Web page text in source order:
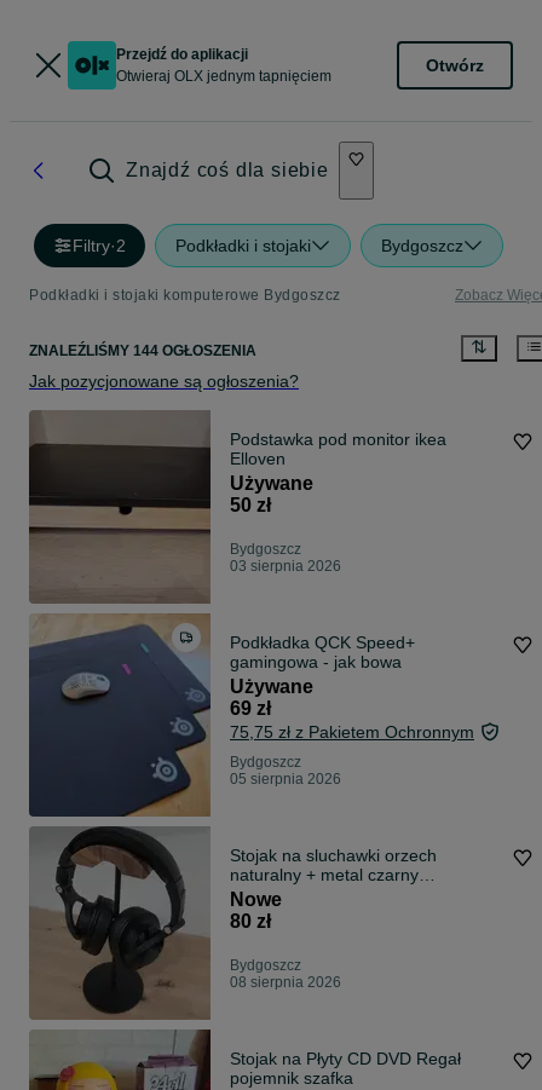
Przejdź do aplikacji
Otwieraj OLX jednym tapnięciem
Otwórz
Znajdź coś dla siebie
Filtry·2 Podkładki i stojaki Bydgoszcz
Podkładki i stojaki komputerowe Bydgoszcz Zobacz
ZNALEŹLIŚMY 144 OGŁOSZENIA
Jak pozycjonowane są ogłoszenia?
Podstawka pod monitor ikea
Elloven
Używane
50 zł
Bydgoszcz
03 sierpnia 2026
Podkładka QCK Speed+
gamingowa - jak bowa
Używane
69 zł
75,75 zł z Pakietem Ochronnym
Bydgoszcz
05 sierpnia 2026
Stojak na sluchawki orzech
naturalny + metal czarny
gameingowe hi endj
Nowe
80 zł
Bydgoszcz
08 sierpnia 2026
Stojak na Płyty CD DVD Regał
pojemnik szafka